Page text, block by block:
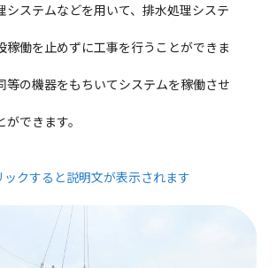
システムなどを用いて、排水処理システ
稼働を止めずに工事を行うことができま
等の機器をもちいてシステムを稼働させ
できます。
クすると説明文が表示されます